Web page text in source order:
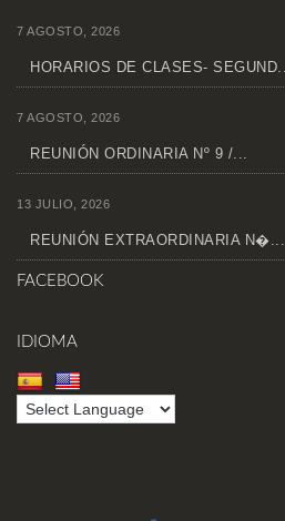
7 AGOSTO, 2026
HORARIOS DE CLASES- SEGUND...
7 AGOSTO, 2026
REUNIÓN ORDINARIA Nº 9 /...
13 JULIO, 2026
REUNIÓN EXTRAORDINARIA N�...
FACEBOOK
IDIOMA